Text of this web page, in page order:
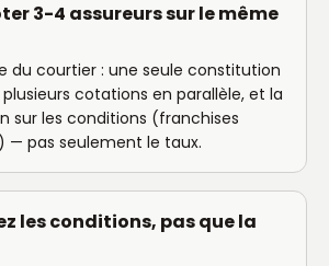
3-4 assureurs sur le même
du courtier : une seule constitution
plusieurs cotations en parallèle, et la
sur les conditions (franchises
— pas seulement le taux.
les conditions, pas que la